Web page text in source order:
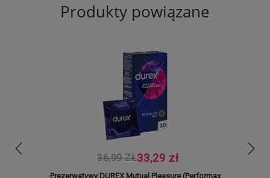
Produkty powiązane
33,29 zł
36,99 ZŁ
Prezerwatywy DUREX Mutual Pleasure (Performax
prev next